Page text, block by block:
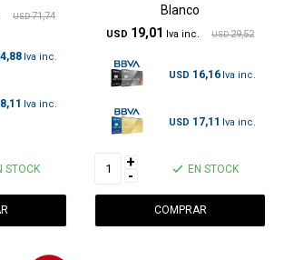
USD 71,74
STOCK
Blanco
USD 19,01 USD 29,52
USD 16,16
USD 17,11
+
- EN STOCK